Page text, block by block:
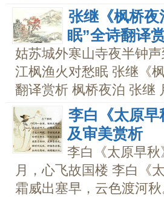
张继《枫桥
眠”全诗翻译
姑苏城外寒山寺夜半钟
江枫渔火对愁眠 张继《
翻译赏析 枫桥夜泊 张继
李白《太原早
及审美赏析
李白《太原早
月，心飞故国楼 李白《
霜威出塞早，云色渡河